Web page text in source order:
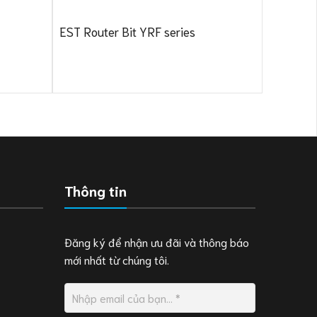
EST Router Bit YRF series
Thông tin
Đăng ký để nhận ưu đãi và thông báo
mới nhất từ chúng tôi.